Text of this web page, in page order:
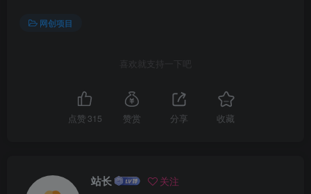
网创项目
喜欢就支持一下吧
点赞 315 赞赏 分享 收藏
站长 关注